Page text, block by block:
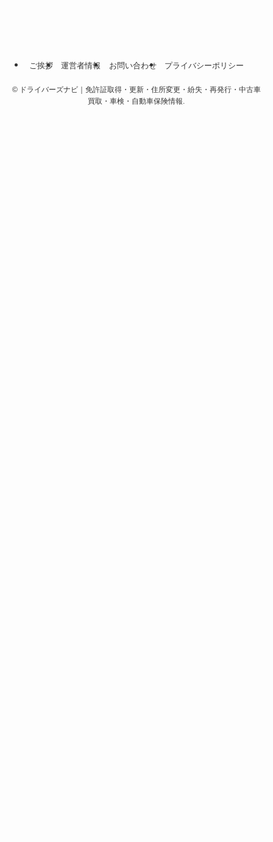
ご挨拶 運営者情報 お問い合わせ プライバシーポリシー
© ドライバーズナビ｜免許証取得・更新・住所変更・紛失・再発行・中古車
買取・車検・自動車保険情報.